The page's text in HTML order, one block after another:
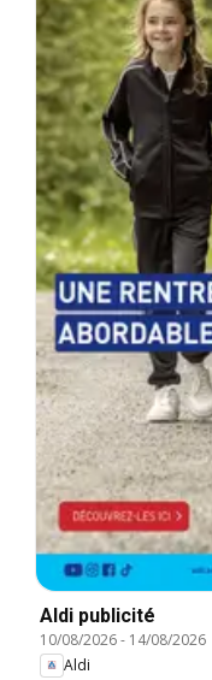
Aldi publicité
10/08/2026- 14/08/2026
Aldi